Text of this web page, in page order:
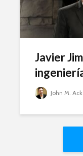
Javier
John M.